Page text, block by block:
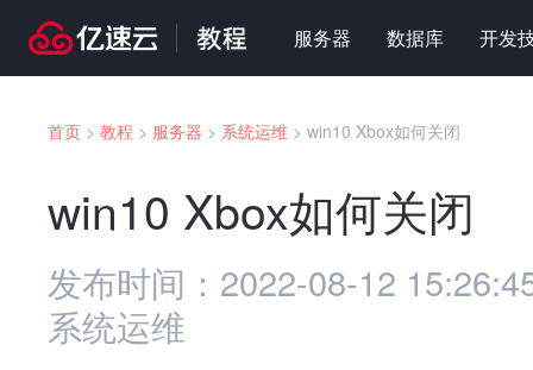
服务器 数据库 开发
首页 > 教程 > 服务器 > 系统运维 > win10 Xbox如何关闭
win10 Xbox如何关闭
发布时间： 2022-08-12
系统运维